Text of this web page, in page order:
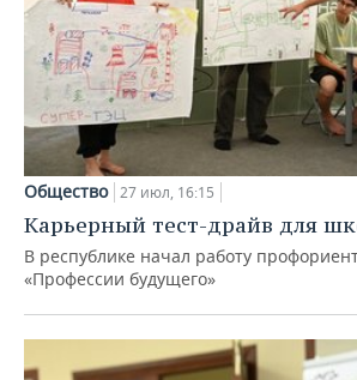
Общество 27 июл, 16:15
Карьерный тест-драйв для
В республике начал работу
«Профессии будущего»